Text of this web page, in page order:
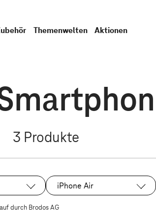
Themenwelten Aktionen
3 Produkte
Ausgewählt:
iPhone Air
durch Brodos AG